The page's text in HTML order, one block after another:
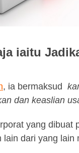
iaitu
, ia bermaksud
dan keaslian
yang dibuat
lain dari yang lain